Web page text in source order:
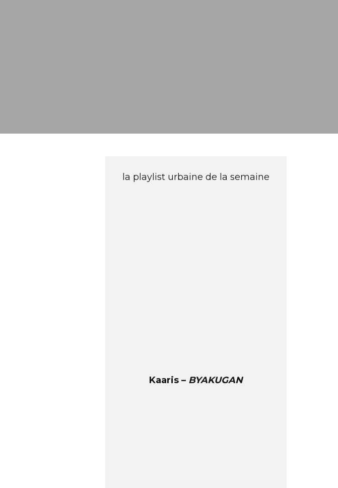
la playlist urbaine de la semaine
Kaaris – BYAKUGAN